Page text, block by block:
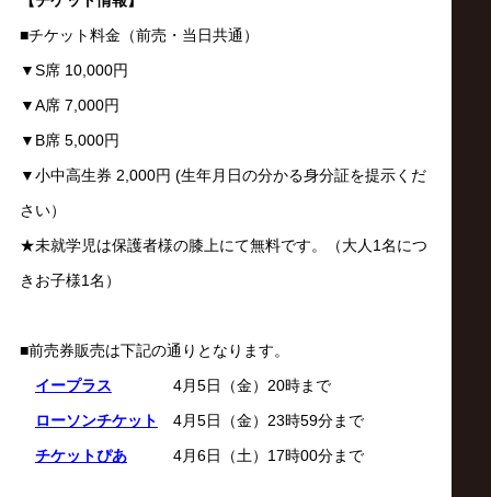
ト
■チケット料金（前売・当日共通）
▼S席 10,000円
▼A席 7,000円
▼B席 5,000円
▼小中高生券 2,000円 (生年月日の分かる身分証を提示くだ
さい）
★未就学児は保護者様の膝上にて無料です。（大人1名につ
きお子様1名）
■前売券販売は下記の通りとなります。
イープラス 4月5日（金）20時まで
ローソンチケット
4月5日（金）23時59分まで
チケットぴあ4月6日（土）17時00分まで